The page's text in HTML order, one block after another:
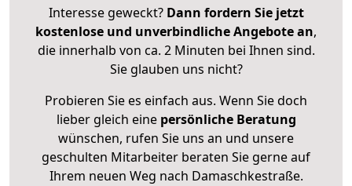
Interesse geweckt? Dann fordern Sie jetzt
kostenlose und unverbindliche Angebote an,
die innerhalb von ca. 2 Minuten bei Ihnen sind.
Sie glauben uns nicht?
Probieren Sie es einfach aus. Wenn Sie doch
lieber gleich eine persönliche Beratung
wünschen, rufen Sie uns an und unsere
geschulten Mitarbeiter beraten Sie gerne auf
Ihrem neuen Weg nach Damaschkestraße.